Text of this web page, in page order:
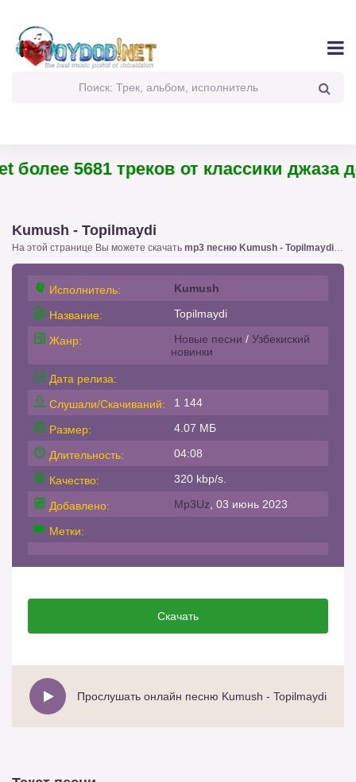
5681 треков от классики джаза до
Kumush - Topilmaydi
На этой странице Вы можете скачать mp3 песню Kumush - Topilmaydi
Исполнитель: Kumush
Название: Topilmaydi
Жанр: Новые песни / Узбекиский
новинки
Дата релиза:
Слушали/Скачиваний:
1 144
Размер: 4.07 МБ
Длительность: 04:08
Качество: 320 kbp/s.
Добавлено: Mp3Uz , 03 июнь 2023
Метки:
Скачать
Прослушать онлайн песню Kumush - Topilmaydi